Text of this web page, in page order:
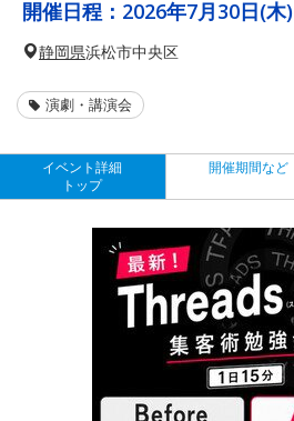
開催日程： 2026年7月30日(木)
静岡県浜松市中央区
演劇・講演会
イベント詳細
トップ
開催期間など